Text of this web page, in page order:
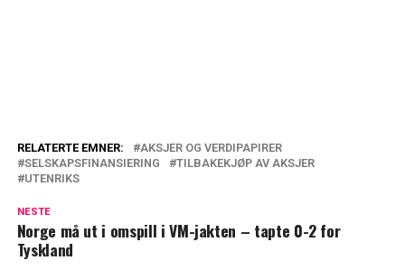
RELATERTE EMNER:
AKSJER OG VERDIPAPIRER
SELSKAPSFINANSIERING
TILBAKEKJØP AV AKSJER
UTENRIKS
NESTE
Norge må ut i omspill i VM-jakten – tapte 0-2 for
Tyskland